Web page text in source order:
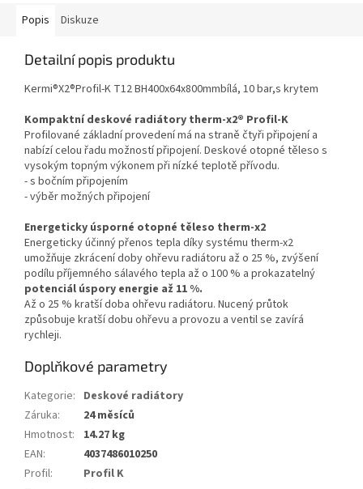
Popis Diskuze
Detailní popis produktu
Kermi®X2®Profil-K T12 BH400x64x800mmbílá, 10 bar,s krytem
Kompaktní deskové radiátory therm-x2® Profil-K
Profilované základní provedení má na straně čtyři připojení a
nabízí celou řadu možností připojení. Deskové otopné těleso s
vysokým topným výkonem při nízké teplotě přívodu.
- s bočním připojením
- výběr možných připojení
Energeticky úsporné otopné těleso therm-x2
Energeticky účinný přenos tepla díky systému therm-x2
umožňuje zkrácení doby ohřevu radiátoru až o 25 %, zvýšení
podílu příjemného sálavého tepla až o 100 % a prokazatelný
potenciál úspory energie až 11 %.
Až o 25 % kratší doba ohřevu radiátoru. Nucený průtok
způsobuje kratší dobu ohřevu a provozu a ventil se zavírá
rychleji.
Doplňkové parametry
Kategorie: Deskové radiátory
Záruka:
24 měsíců
Hmotnost:
14.27 kg
EAN:
4037486010250
Profil:
Profil K